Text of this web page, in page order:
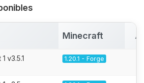
Minecraft
v3.5.1 1.20.1 - Forge